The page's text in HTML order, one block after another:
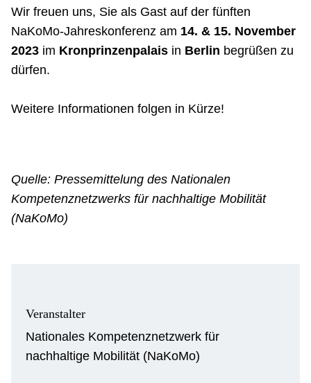
Wir freuen uns, Sie als Gast auf der fünften
NaKoMo-Jahreskonferenz am 14. & 15. November
2023im Kronprinzenpalais in Berlin begrüßen zu
dürfen.
Weitere Informationen folgen in Kürze!
Quelle: Pressemittelung des Nationalen
Kompetenznetzwerks für nachhaltige Mobilität
(NaKoMo)
Veranstalter
Nationales Kompetenznetzwerk für
nachhaltige Mobilität (NaKoMo)